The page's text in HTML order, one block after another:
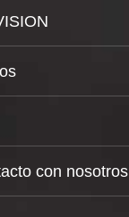
con nosotros